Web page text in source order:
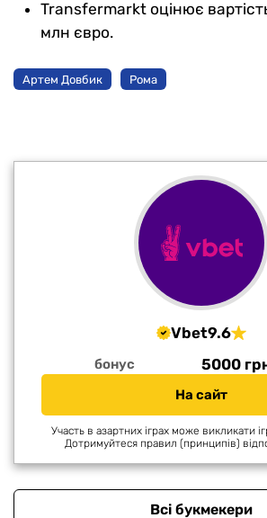
Transfermarkt оцінює
млн євро.
Артем Довбик Рома
Vbet9.6
бонус 5000
На сайт
Участь в азартних іграх може викликати
Дотримуйтеся правил (принципів)
Всі букмекери